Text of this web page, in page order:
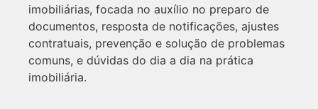
imobiliárias, focada no auxílio no preparo de
documentos, resposta de notificações, ajustes
contratuais, prevenção e solução de problemas
comuns, e dúvidas do dia a dia na prática
imobiliária.